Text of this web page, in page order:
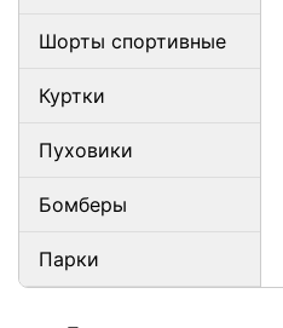
Шорты спортивные
Куртки
Пуховики
Бомберы
Парки